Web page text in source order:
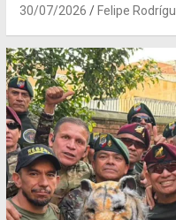
30/07/2026 Felipe